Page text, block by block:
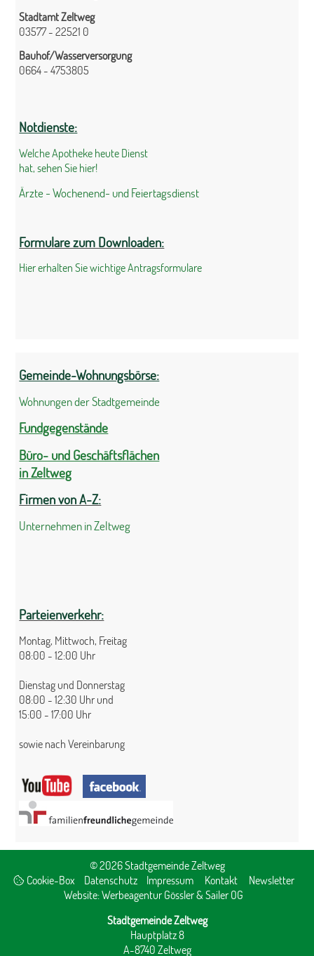
Stadtamt Zeltweg
03577 - 22521 0
Bauhof/Wasserversorgung
0664 - 4753805
Notdienste:
Welche Apotheke heute Dienst
hat, sehen Sie hier!
Ärzte - Wochenend- und Feiertagsdienst
Formulare zum Downloaden:
Hier erhalten Sie wichtige Antragsformulare
Gemeinde-Wohnungsbörse:
Wohnungen der Stadtgemeinde
Fundgegenstände
Büro- und Geschäftsflächen
in Zeltweg
Firmen von A-Z:
Unternehmen in Zeltweg
Parteienverkehr:
Montag, Mittwoch, Freitag
08:00 - 12:00 Uhr
Dienstag und Donnerstag
08:00 - 12:30 Uhr und
15:00 - 17:00 Uhr
sowie nach Vereinbarung
© 2026 Stadtgemeinde Zeltweg
Cookie-Box
Datenschutz Impressum Kontakt
Newsletter
Website:Werbeagentur Gössler & Sailer OG
Stadtgemeinde Zeltweg
Hauptplatz 8
A-8740 Zeltweg